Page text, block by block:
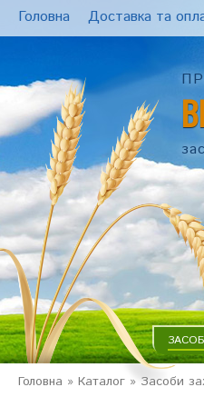
Головна Доставка та
Головна » Каталог » Засоби